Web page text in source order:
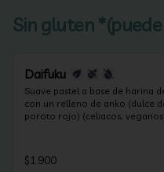
Sin gluten
Daifuku
Suave pastel a base de harina
con un relleno de anko (dulce
poroto rojo) (celiacos, veganos
$1.900